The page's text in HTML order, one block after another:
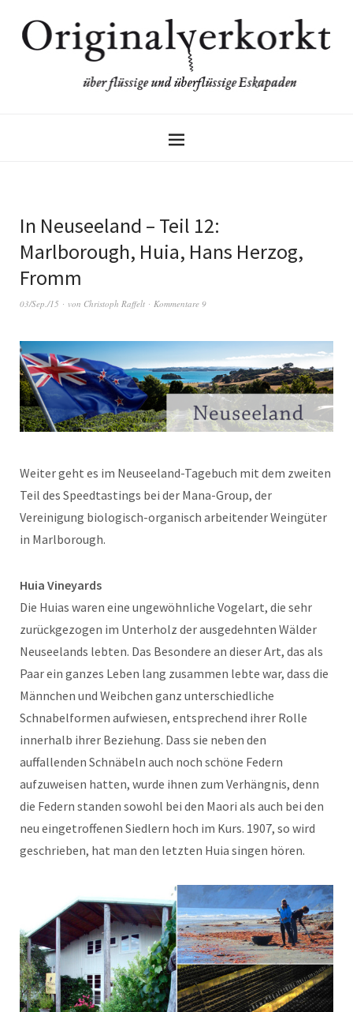
In Neuseeland – Teil 12:
Marlborough, Huia, Hans Herzog,
Fromm
03/Sep./15 von Christoph Raffelt Kommentare 9
Weiter geht es im Neuseeland-Tagebuch mit dem zweiten
Teil des Speedtastings bei der Mana-Group, der
Vereinigung biologisch-organisch arbeitender Weingüter
in Marlborough.
Huia Vineyards
Die Huias waren eine ungewöhnliche Vogelart, die sehr
zurückgezogen im Unterholz der ausgedehnten Wälder
Neuseelands lebten. Das Besondere an dieser Art, das als
Paar ein ganzes Leben lang zusammen lebte war, dass die
Männchen und Weibchen ganz unterschiedliche
Schnabelformen aufwiesen, entsprechend ihrer Rolle
innerhalb ihrer Beziehung. Dass sie neben den
auffallenden Schnäbeln auch noch schöne Federn
aufzuweisen hatten, wurde ihnen zum Verhängnis, denn
die Federn standen sowohl bei den Maori als auch bei den
neu eingetroffenen Siedlern hoch im Kurs. 1907, so wird
geschrieben, hat man den letzten Huia singen hören.